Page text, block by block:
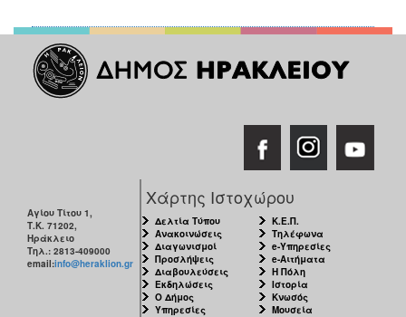
ΤΟΠΟΣ
Αγίου Τίτου 1,
Τ.Κ. 71202,
Ηράκλειο
Τηλ.: 2813-409000
email:info@heraklion.gr
Χάρτης Ιστοχώρου
Δελτία Τύπου
Ανακοινώσεις
Διαγωνισμοί
Προσλήψεις
Διαβουλεύσεις
Εκδηλώσεις
Ο Δήμος
Υπηρεσίες
Κ.Ε.Π.
Τηλέφωνα
e-Υπηρεσίες
e-Αιτήματα
Η Πόλη
Ιστορία
Κνωσός
Μουσεία